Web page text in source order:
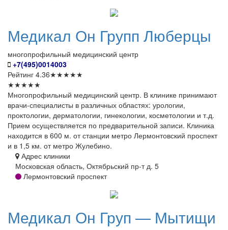
Медикал Он Групп Люберцы
многопрофильный медицинский центр
+7(495)0014003
Рейтинг 4.36★★★★★
★★★★★
Многопрофильный медицинский центр. В клинике принимают
врачи-специалисты в различных областях: урологии,
проктологии, дерматологии, гинекологии, косметологии и т.д.
Прием осуществляется по предварительной записи. Клиника
находится в 600 м. от станции метро Лермонтовский проспект
и в 1,5 км. от метро Жулебино.
Адрес клиники
Московская область, Октябрьский пр-т д. 5
Лермонтовский проспект
Медикал Он Груп — Мытищи